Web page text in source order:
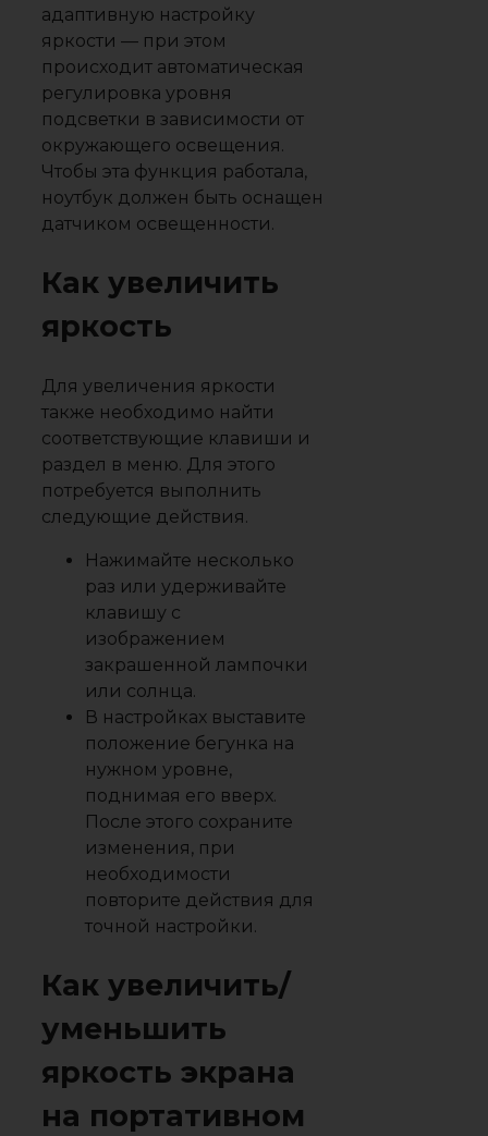
адаптивную настройку
яркости — при этом
происходит автоматическая
регулировка уровня
подсветки в зависимости от
окружающего освещения.
Чтобы эта функция работала,
ноутбук должен быть оснащен
датчиком освещенности.
Как увеличить
яркость
Для увеличения яркости
также необходимо найти
соответствующие клавиши и
раздел в меню. Для этого
потребуется выполнить
следующие действия.
Нажимайте несколько
раз или удерживайте
клавишу с
изображением
закрашенной лампочки
или солнца.
В настройках выставите
положение бегунка на
нужном уровне,
поднимая его вверх.
После этого сохраните
изменения, при
необходимости
повторите действия для
точной настройки.
Как увеличить/
уменьшить
яркость экрана
на портативном